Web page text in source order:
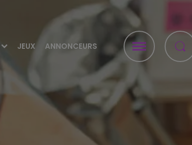
JEUX ANNONCEURS